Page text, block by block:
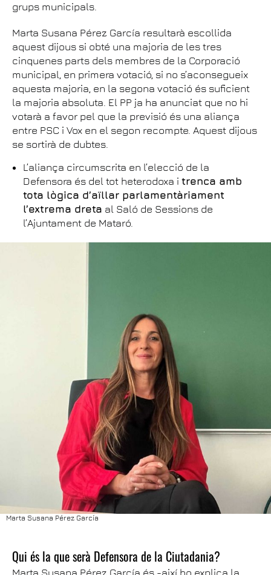
grups municipals.
Marta Susana Pérez García resultarà escollida
aquest dijous si obté una majoria de les tres
cinquenes parts dels membres de la Corporació
municipal, en primera votació, si no s’aconsegueix
aquesta majoria, en la segona votació és suficient
la majoria absoluta. El PP ja ha anunciat que no hi
votarà a favor pel que la previsió és una aliança
entre PSC i Vox en el segon recompte. Aquest dijous
se sortirà de dubtes.
L’aliança circumscrita en l’elecció de la
Defensora és del tot heterodoxa i trenca amb
tota lògica d’aïllar parlamentàriament
l’extrema dreta al Saló de Sessions de
l’Ajuntament de Mataró.
Marta Susana Pérez García
Qui és la que serà Defensora de la Ciutadania?
Marta Susana Pérez García és -així ho explica la